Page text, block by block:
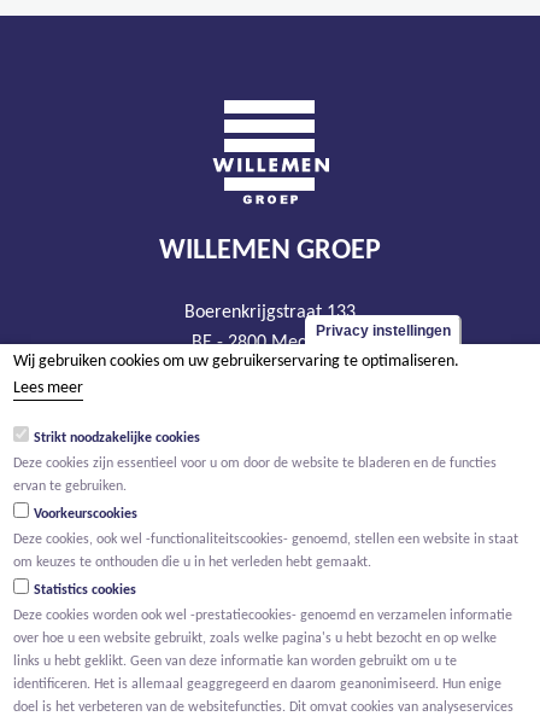
WILLEMEN GROEP
Boerenkrijgstraat 133
BE - 2800 Mechelen
tel +32 15 569 965
BTW BE 0466.256.432
Privacy instellingen
Wij gebruiken cookies om uw gebruikerservaring te optimaliseren.
Lees meer
Strikt noodzakelijke cookies
Deze cookies zijn essentieel voor u om door de website te bladeren en de functies
ervan te gebruiken.
Voorkeurscookies
Deze cookies, ook wel -functionaliteitscookies- genoemd, stellen een website in staat
om keuzes te onthouden die u in het verleden hebt gemaakt.
Statistics cookies
Deze cookies worden ook wel -prestatiecookies- genoemd en verzamelen informatie
over hoe u een website gebruikt, zoals welke pagina's u hebt bezocht en op welke
links u hebt geklikt. Geen van deze informatie kan worden gebruikt om u te
identificeren. Het is allemaal geaggregeerd en daarom geanonimiseerd. Hun enige
doel is het verbeteren van de websitefuncties. Dit omvat cookies van analyseservices